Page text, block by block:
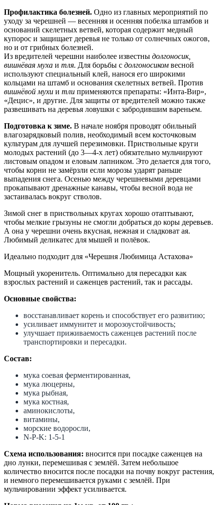
Профилактика болезней. Одно из главных мероприятий по
уходу за черешней — весенняя и осенняя побелка штамбов и
оснований скелетных ветвей, которая содержит медный
купорос и защищает деревья не только от солнечных ожогов,
но и от грибных болезней.
Из вредителей черешни наиболее известны долгоносик,
вишнёвая муха и тля. Для борьбы с долгоносиком весной
используют специальный клей, нанося его широкими
кольцами на штамб и основания скелетных ветвей. Против
вишнёвой мухи и тли применяются препараты: «Инта-Вир»,
«Децис», и другие. Для защиты от вредителей можно также
развешивать на деревья ловушки с забродившим вареньем.
Подготовка к зиме. В начале ноября проводят обильный
влагозарядковый полив, необходимый всем косточковым
культурам для лучшей перезимовки. Приствольные круги
молодых растений (до 3—4-х лет) обязательно мульчируют
листовым опадом и еловым лапником. Это делается для того,
чтобы корни не замёрзли если морозы ударят раньше
выпадения снега. Осенью между черешневыми деревцами
прокапывают дренажные канавы, чтобы весной вода не
застаивалась вокруг стволов.
Зимой снег в приствольных кругах хорошо отаптывают,
чтобы мелкие грызуны не смогли добраться до коры деревьев.
А она у черешни очень вкусная, нежная и сладковат ая.
Любимый деликатес для мышей и полёвок.
Идеально подходит для «Черешня Любимица Астахова»
Мощный укоренитель. Оптимально для пересадки как
взрослых растений и саженцев растений, так и рассады.
Основные свойства:
восстанавливает корень и способствует его развитию;
усиливает иммунитет и морозоустойчивость;
улучшает приживаемость саженцев растений после
транспортировки и пересадки.
Состав:
мука соевая ферментированная,
мука люцерны,
мука рыбная,
мука костная,
аминокислоты,
витамины,
морские водоросли,
N-P-K: 1-5-1
Схема использования: вносится при посадке саженцев на
дно лунки, перемешивая с землёй. Затем небольшое
количество вносится после посадки на почву вокруг растения,
и немного перемешивается руками с землёй. При
мульчировании эффект усиливается.